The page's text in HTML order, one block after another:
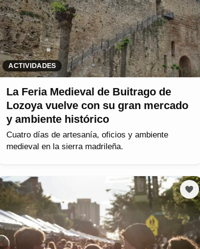
ACTIVIDADES
La Feria Medieval de Buitrago de
Lozoya vuelve con su gran mercado
y ambiente histórico
Cuatro días de artesanía, oficios y ambiente
medieval en la sierra madrileña.